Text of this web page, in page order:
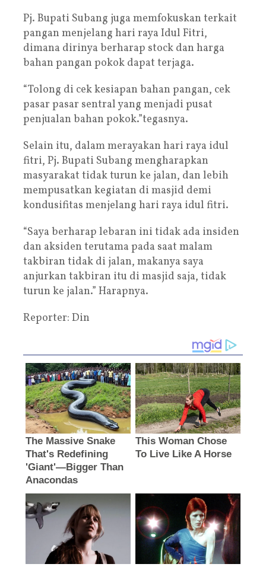
Pj. Bupati Subang juga memfokuskan terkait
pangan menjelang hari raya Idul Fitri,
dimana dirinya berharap stock dan harga
bahan pangan pokok dapat terjaga.
“Tolong di cek kesiapan bahan pangan, cek
pasar pasar sentral yang menjadi pusat
penjualan bahan pokok.”tegasnya.
Selain itu, dalam merayakan hari raya idul
fitri, Pj. Bupati Subang mengharapkan
masyarakat tidak turun ke jalan, dan lebih
mempusatkan kegiatan di masjid demi
kondusifitas menjelang hari raya idul fitri.
“Saya berharap lebaran ini tidak ada insiden
dan aksiden terutama pada saat malam
takbiran tidak di jalan, makanya saya
anjurkan takbiran itu di masjid saja, tidak
turun ke jalan.” Harapnya.
Reporter: Din